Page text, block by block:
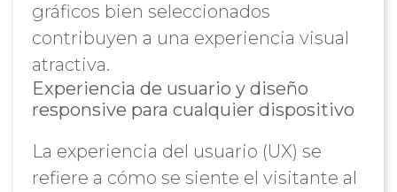
gráficos bien seleccionados
contribuyen a una experiencia visual
atractiva.
Experiencia de usuario y diseño
responsive para cualquier dispositivo
La experiencia del usuario (UX) se
refiere a cómo se siente el visitante al